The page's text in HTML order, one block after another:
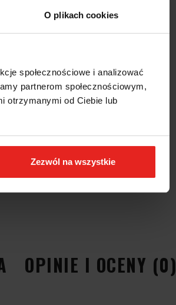
O plikach cookies
społecznościowe i analizować
partnerom społecznościowym,
otrzymanymi od Ciebie lub
Zezwól na wszystkie
OPINIE I OCENY (0)